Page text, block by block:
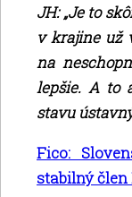
JH: „Je to
v krajine už
na
lepšie. A to
stavu
Fico:
stabilný člen